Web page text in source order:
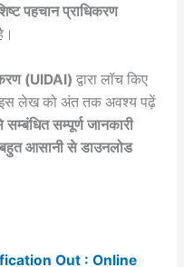
पहचान प्राधिकरण
(UIDAI) द्वारा लॉच किए
लेख को अंत तक अवश्य पढ़ें
सम्पूर्ण जानकारी
आसानी से डाउनलोड
Out : Online